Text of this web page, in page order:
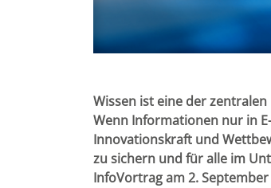
Wissen ist eine der
Wenn Informationen nur in
Innovationskraft und
zu sichern und für alle im
InfoVortrag am 2. September